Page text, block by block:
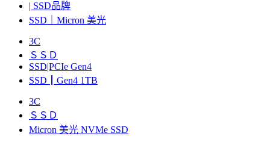
| SSD品牌
SSD｜Micron 美光
3C
ＳＳＤ
SSD|PCIe Gen4
SSD┃Gen4 1TB
3C
ＳＳＤ
Micron 美光 NVMe SSD